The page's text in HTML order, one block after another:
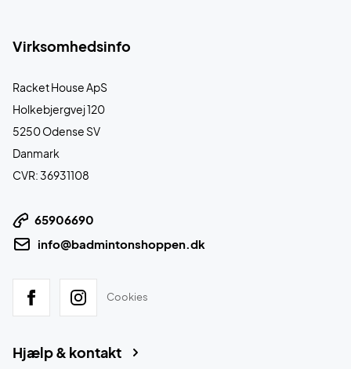
Virksomhedsinfo
Racket House ApS
Holkebjergvej 120
5250 Odense SV
Danmark
CVR: 36931108
65906690
info@badmintonshoppen.dk
Cookies
Hjælp & kontakt